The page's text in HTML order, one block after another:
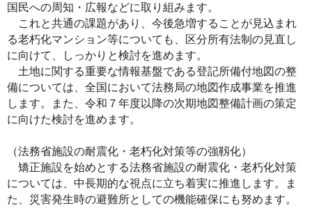
国民への周知・広報などに取り組みます。
これと共通の課題があり、今後急増することが見込まれ
る老朽化マンション等についても、区分所有法制の見直し
に向けて、しっかりと検討を進めます。
土地に関する重要な情報基盤である登記所備付地図の整
備については、全国において法務局の地図作成事業を推進
します。また、令和７年度以降の次期地図整備計画の策定
に向けた検討を進めます。
（法務省施設の耐震化・老朽化対策等の強靱化）
矯正施設を始めとする法務省施設の耐震化・老朽化対策
については、中長期的な視点に立ち着実に推進します。ま
た、災害発生時の避難所としての機能確保にも努めます。